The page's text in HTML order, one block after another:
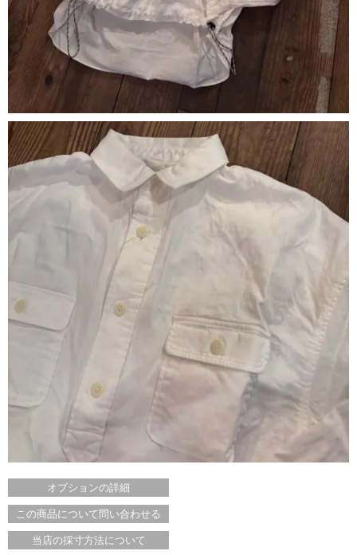
オプションの詳細
この商品について問い合わせる
当店の採寸方法について